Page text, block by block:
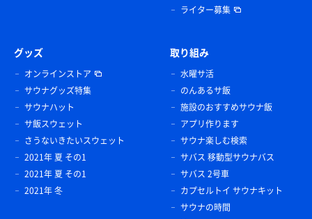
ライター募集
グッズ
オンラインストア
サウナグッズ特集
サウナハット
サ飯スウェット
さうないきたいスウェット
2021年 夏 その1
2021年 夏 その1
2021年 冬
取り組み
水曜サ活
のんあるサ飯
施設のおすすめサウナ飯
アプリ作ります
サウナ楽しむ検索
サバス 移動型サウナバス
サバス 2号車
カプセルトイ サウナキット
サウナの時間